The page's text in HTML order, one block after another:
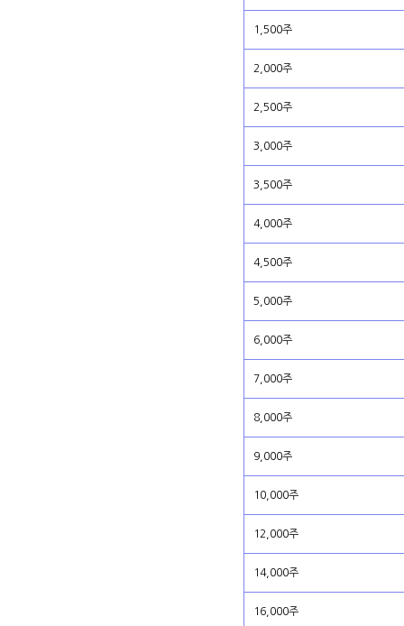
1,500주
2,000주
2,500주
3,000주
3,500주
4,000주
4,500주
5,000주
6,000주
7,000주
8,000주
9,000주
10,000주
12,000주
14,000주
16,000주